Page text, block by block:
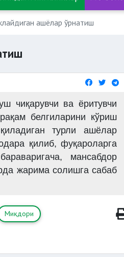
ашёлар ўрнатиш
чиқарувчи ва ёритувчи
белгиларини кўриш
турли ашёлар
қилиб, фуқароларга
мансабдор
жарима солишга сабаб
Миқдори